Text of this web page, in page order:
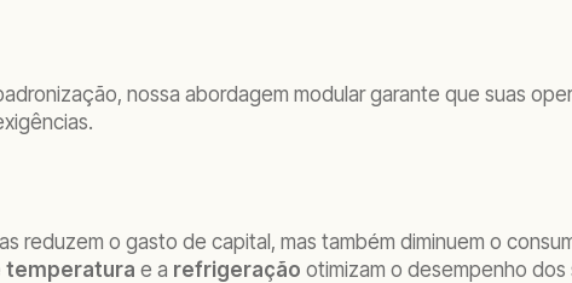
nossa abordagem modular garante que suas
reduzem o gasto de capital, mas também diminuem o
temperatura e a refrigeração otimizam o desempenho